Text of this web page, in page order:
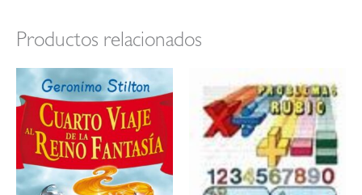
Productos relacionados